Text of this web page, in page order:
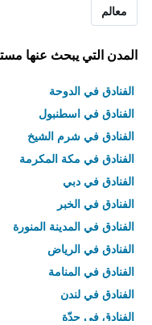
معالم
المدن التي يبحث عنها
الفنادق في الدوحة
الفنادق في اسطنبول
الفنادق في شرم الشيخ
الفنادق في مكة المكرمة
الفنادق في دبي
الفنادق في الخبر
الفنادق في المدينة المنورة
الفنادق في الرياض
الفنادق في المنامة
الفنادق في لندن
الفنادق في جدّة